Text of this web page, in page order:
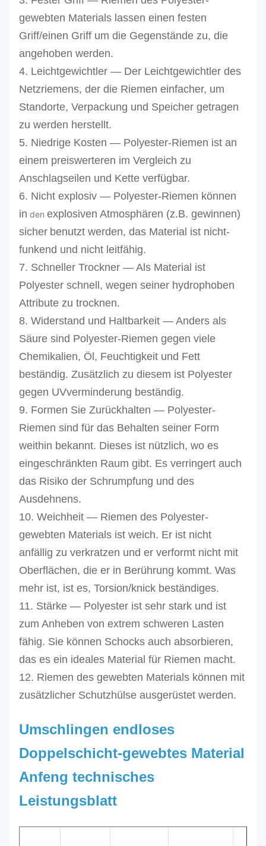
gewebten Materials lassen einen festen
Griff/einen Griff um die Gegenstände zu, die
angehoben werden.
4. Leichtgewichtler — Der Leichtgewichtler des
Netzriemens, der die Riemen einfacher, um
Standorte, Verpackung und Speicher getragen
zu werden herstellt.
5. Niedrige Kosten — Polyester-Riemen ist an
einem preiswerteren im Vergleich zu
Anschlagseilen und Kette verfügbar.
6. Nicht explosiv — Polyester-Riemen können
in den explosiven Atmosphären (z.B. gewinnen)
sicher benutzt werden, das Material ist nicht-
funkend und nicht leitfähig.
7. Schneller Trockner — Als Material ist
Polyester schnell, wegen seiner hydrophoben
Attribute zu trocknen.
8. Widerstand und Haltbarkeit — Anders als
Säure sind Polyester-Riemen gegen viele
Chemikalien, Öl, Feuchtigkeit und Fett
beständig. Zusätzlich zu diesem ist Polyester
gegen UVverminderung beständig.
9. Formen Sie Zurückhalten — Polyester-
Riemen sind für das Behalten seiner Form
weithin bekannt. Dieses ist nützlich, wo es
eingeschränkten Raum gibt. Es verringert auch
das Risiko der Schrumpfung und des
Ausdehnens.
10. Weichheit — Riemen des Polyester-
gewebten Materials ist weich. Er ist nicht
anfällig zu verkratzen und er verformt nicht mit
Oberflächen, die er in Berührung kommt. Was
mehr ist, ist es, Torsion/knick beständiges.
11. Stärke — Polyester ist sehr stark und ist
zum Anheben von extrem schweren Lasten
fähig. Sie können Schocks auch absorbieren,
das es ein ideales Material für Riemen macht.
12. Riemen des gewebten Materials können mit
zusätzlicher Schutzhülse ausgerüstet werden.
Umschlingen endloses
Doppelschicht-gewebtes Material
Anfeng technisches
Leistungsblatt